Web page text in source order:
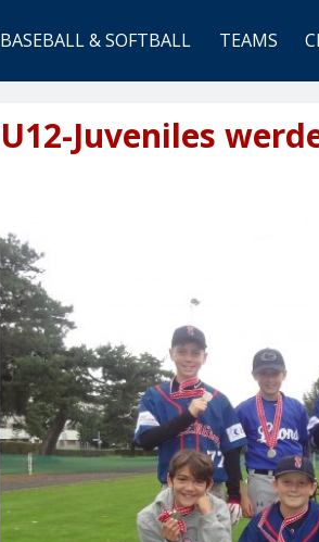
BASEBALL & SOFTBALL TEAMS
U12-Juveniles